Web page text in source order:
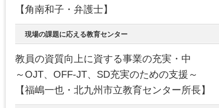
【角南和子・弁護士】
現場の課題に応える教育センター
教員の資質向上に資する事業の充実・中
～OJT、OFF-JT、SD充実のための支援～
【福嶋一也・北九州市立教育センター所長】